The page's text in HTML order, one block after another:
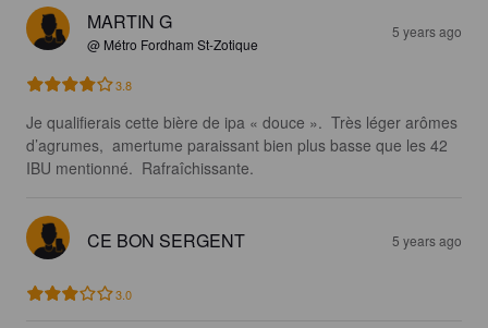
MARTIN G
@ Métro Fordham St-Zotique
5 years ago
3.8
Je qualifierais cette bière de ipa « douce ».  Très léger arômes
d’agrumes,  amertume paraissant bien plus basse que les 42
IBU mentionné.  Rafraîchissante.
CE BON SERGENT 5 years ago
3.0